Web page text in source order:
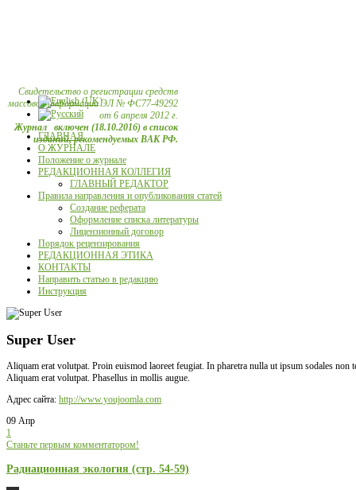
Свидетельство о регистрации средств
массовой информации ЭЛ № ФС77-49292
от 6 апреля 2012 г.
Журнал включен (18.10.2016) в список
изданий, рекомендуемых ВАК РФ.
ГЛАВНАЯ
О ЖУРНАЛЕ
Положение о журнале
РЕДАКЦИОННАЯ КОЛЛЕГИЯ
ГЛАВНЫЙ РЕДАКТОР
Правила направления и опубликования статей
Создание реферата
Оформление списка литературы
Лицензионный договор
Порядок рецензирования
РЕДАКЦИОННАЯ ЭТИКА
КОНТАКТЫ
Направить статью в редакцию
Инструкция
Super User
Aliquam erat volutpat. Proin euismod laoreet feugiat. In pharetra nulla ut ipsum sodales
Aliquam erat volutpat. Phasellus in mollis augue.
Адрес сайта: http://www.youjoomla.com
09 Апр
1
Станьте первым комментатором!
Радиационная экология (стр. 54-59)